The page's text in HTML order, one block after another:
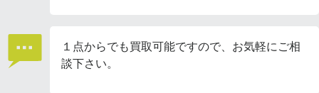
１点からでも買取可能ですので、お気軽にご相
談下さい。